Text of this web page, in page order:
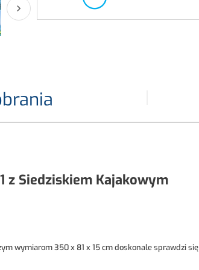

z Siedziskiem Kajakowym
wymiarom 350 x 81 x 15 cm doskonale sprawdzi